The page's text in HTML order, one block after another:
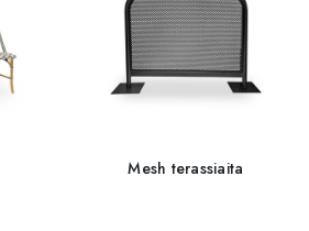
Mesh terassiaita